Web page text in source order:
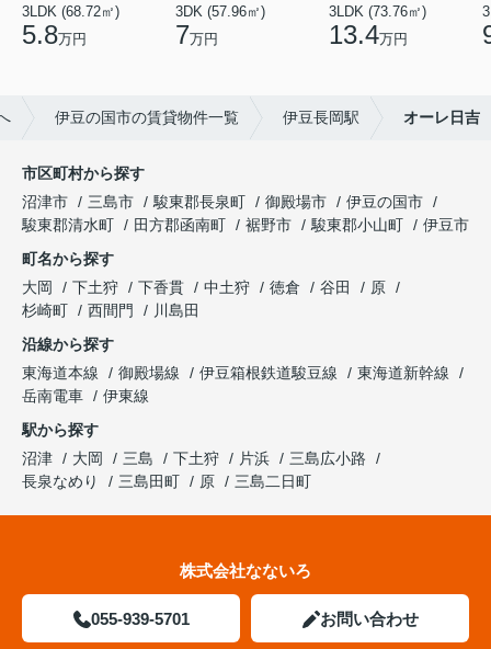
3LDK (68.72㎡)
5.8万円
3DK (57.96㎡)
7万円
3LDK (73.76㎡)
13.4万円
伊豆の国市の賃貸物件一覧 伊豆長岡駅 オーレ日吉
市区町村から探す
沼津市
三島市 駿東郡長泉町 御殿場市
伊豆の国市
駿東郡清水町
田方郡函南町 裾野市 駿東郡小山町
伊豆市
町名から探す
大岡
下土狩 下香貫 中土狩 徳倉 谷田
原
杉崎町
西間門
川島田
沿線から探す
東海道本線
御殿場線 伊豆箱根鉄道駿豆線
東海道新幹線
岳南電車
伊東線
駅から探す
沼津
大岡 三島 下土狩 片浜
三島広小路
長泉なめり
三島田町 原 三島二日町
株式会社なないろ
055-939-5701 お問い合わせ